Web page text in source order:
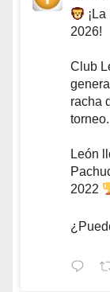
2026!
Club
racha
torneo.
León
2022